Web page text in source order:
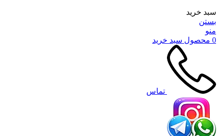
سبد خرید
بستن
منو
0 محصول سبد خرید
تماس